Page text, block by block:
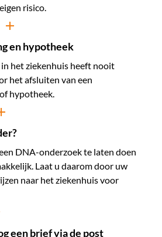
risico.
en hypotheek
in het ziekenhuis heeft nooit
het afsluiten van een
hypotheek.
DNA-onderzoek te laten doen
Laat u daarom door uw
naar het ziekenhuis voor
een brief via de post